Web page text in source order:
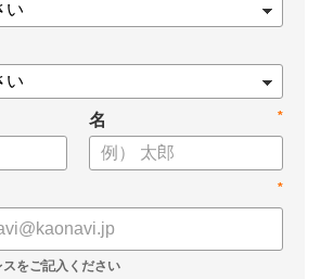
ので、ぜひお役立てください。
*
名
*